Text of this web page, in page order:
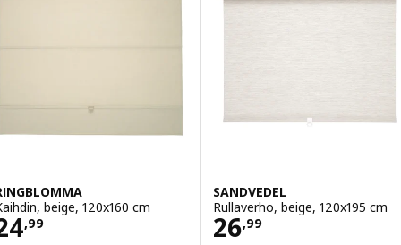
beige, 120x160 cm
,99 24,99
SANDVEDEL
Rullaverho, beige, 120x195 cm
26,99
Hinta 26,99